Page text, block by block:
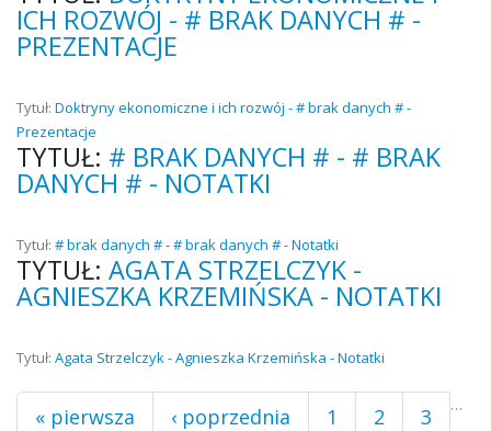
ICH ROZWÓJ - # BRAK DANYCH # -
PREZENTACJE
Tytuł: Doktryny ekonomiczne i ich rozwój - # brak danych # -
Prezentacje
TYTUŁ: # BRAK DANYCH # - # BRAK
DANYCH # - NOTATKI
Tytuł: # brak danych # - # brak danych # - Notatki
TYTUŁ: AGATA STRZELCZYK -
AGNIESZKA KRZEMIŃSKA - NOTATKI
Tytuł: Agata Strzelczyk - Agnieszka Krzemińska - Notatki
Strony
« pierwsza ‹ poprzednia 1 2
3
…